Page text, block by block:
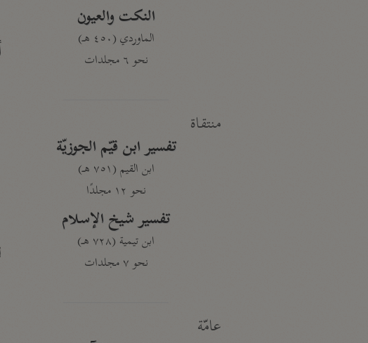
النكت والعيون
الماوردي (٤٥٠ هـ)
نحو ٦ مجلدات
منتقاة
تفسير ابن قيّم الجوزيّة
ابن القيم (٧٥١ هـ)
نحو ١٢ مجلدًا
تفسير شيخ الإسلام
ابن تيمية (٧٢٨ هـ)
نحو ٧ مجلدات
عامّة